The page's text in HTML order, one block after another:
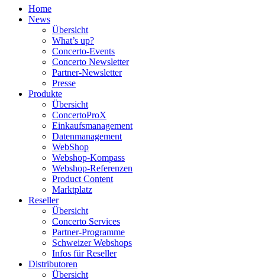
Home
News
Übersicht
What’s up?
Concerto-Events
Concerto Newsletter
Partner-Newsletter
Presse
Produkte
Übersicht
ConcertoProX
Einkaufsmanagement
Datenmanagement
WebShop
Webshop-Kompass
Webshop-Referenzen
Product Content
Marktplatz
Reseller
Übersicht
Concerto Services
Partner-Programme
Schweizer Webshops
Infos für Reseller
Distributoren
Übersicht